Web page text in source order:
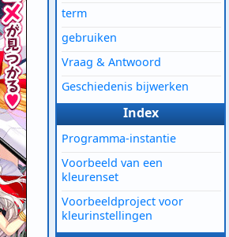
term
gebruiken
Vraag & Antwoord
Geschiedenis bijwerken
Index
Programma-instantie
Voorbeeld van een
kleurenset
Voorbeeldproject voor
kleurinstellingen